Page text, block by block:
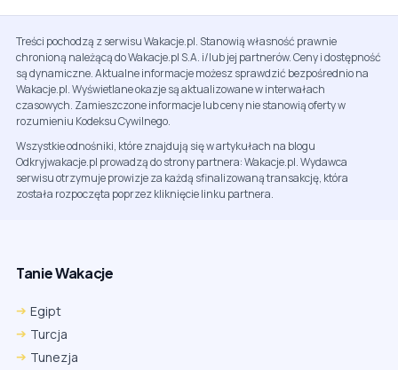
Treści pochodzą z serwisu Wakacje.pl. Stanowią własność prawnie
chronioną należącą do Wakacje.pl S.A. i/lub jej partnerów. Ceny i dostępność
są dynamiczne. Aktualne informacje możesz sprawdzić bezpośrednio na
Wakacje.pl. Wyświetlane okazje są aktualizowane w interwałach
czasowych. Zamieszczone informacje lub ceny nie stanowią oferty w
rozumieniu Kodeksu Cywilnego.
Wszystkie odnośniki, które znajdują się w artykułach na blogu
Odkryjwakacje.pl prowadzą do strony partnera: Wakacje.pl. Wydawca
serwisu otrzymuje prowizje za każdą sfinalizowaną transakcję, która
została rozpoczęta poprzez kliknięcie linku partnera.
Tanie Wakacje
Egipt
Turcja
Tunezja